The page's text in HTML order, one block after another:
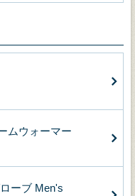
ムウォーマー
ーブ Men's